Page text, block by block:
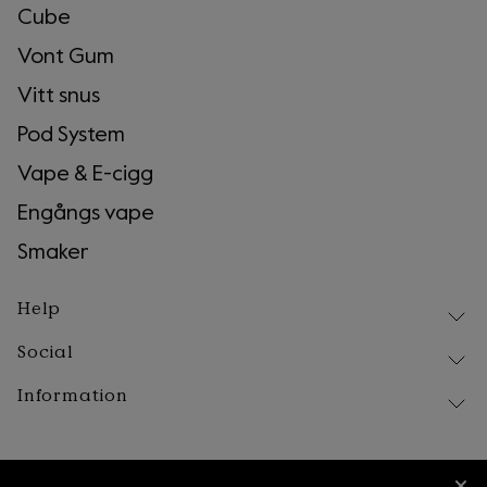
Cube
Vont Gum
Vitt snus
Pod System
Vape & E-cigg
Engångs vape
Smaker
Help
Leverans
Retur och reklamation
Om Vont
Social
Instagram
Information